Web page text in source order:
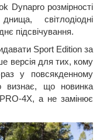
Dynapro розмірності
світлодіодні
підсвічування.
Sport Edition за
версія для тих, кому
у повсякденному
визнає, що новинка
4X, а не замінює